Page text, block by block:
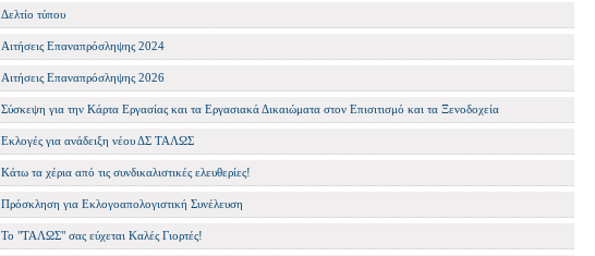
Δελτίο τύπου
Αιτήσεις Επαναπρόσληψης 2024
Αιτήσεις Επαναπρόσληψης 2026
Σύσκεψη για την Κάρτα Εργασίας και τα Εργασιακά Δικαιώματα στον Επισιτισμό και τα Ξενοδοχεία
Εκλογές για ανάδειξη νέου ΔΣ ΤΑΛΩΣ
Κάτω τα χέρια από τις συνδικαλιστικές ελευθερίες!
Πρόσκληση για Εκλογοαπολογιστική Συνέλευση
Το "ΤΑΛΩΣ" σας εύχεται Καλές Γιορτές!